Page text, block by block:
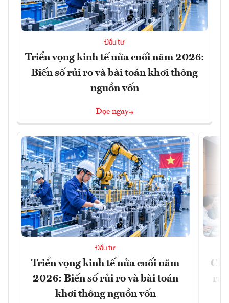
Đầu tư
Triển vọng kinh tế nửa cuối năm 2026:
Biến số rủi ro và bài toán khơi thông
nguồn vốn
Đọc ngay
Đầu tư
Triển vọng kinh tế nửa cuối năm
2026: Biến số rủi ro và bài toán
khơi thông nguồn vốn
ra